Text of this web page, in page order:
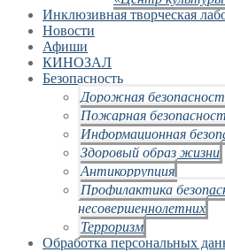
Инклюзивная творческая
Новости
Афиши
КИНОЗАЛ
Безопасность
Дорожная
Пожарная
Информационная
Здоровый образ жизни
Антикоррупция
Профилактика
несовершеннолетних
Терроризм
Обработка персональных